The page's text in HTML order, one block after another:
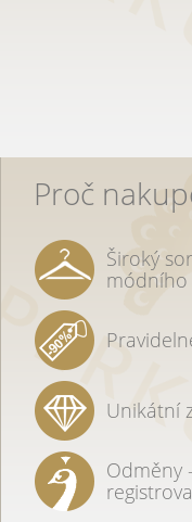
Proč
Široký
módního
Unikátní
Odměny